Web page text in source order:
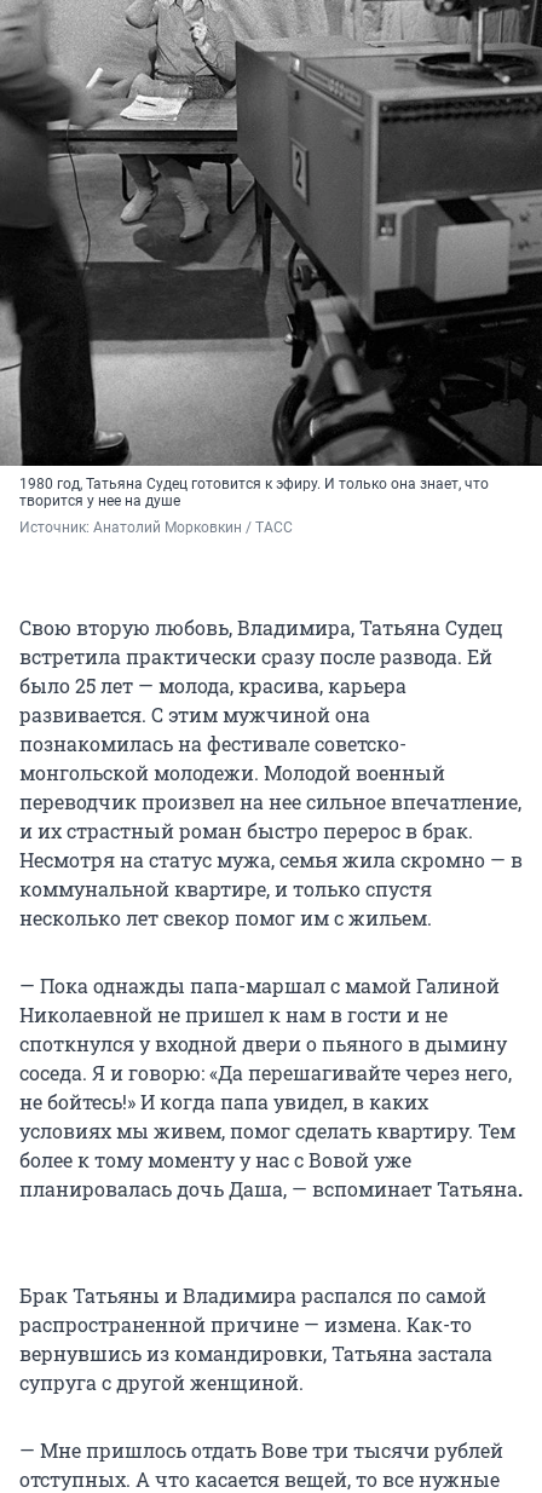
1980 год, Татьяна Судец готовится к эфиру. И только она знает, что
творится у нее на душе
Источник: Анатолий Морковкин / ТАСС
Свою вторую любовь, Владимира, Татьяна Судец
встретила практически сразу после развода. Ей
было 25 лет — молода, красива, карьера
развивается. С этим мужчиной она
познакомилась на фестивале советско-
монгольской молодежи. Молодой военный
переводчик произвел на нее сильное впечатление,
и их страстный роман быстро перерос в брак.
Несмотря на статус мужа, семья жила скромно — в
коммунальной квартире, и только спустя
несколько лет свекор помог им с жильем.
— Пока однажды папа-маршал с мамой Галиной
Николаевной не пришел к нам в гости и не
споткнулся у входной двери о пьяного в дымину
соседа. Я и говорю: «Да перешагивайте через него,
не бойтесь!» И когда папа увидел, в каких
условиях мы живем, помог сделать квартиру. Тем
более к тому моменту у нас с Вовой уже
планировалась дочь Даша, — вспоминает Татьяна.
Брак Татьяны и Владимира распался по самой
распространенной причине — измена. Как-то
вернувшись из командировки, Татьяна застала
супруга с другой женщиной.
— Мне пришлось отдать Вове три тысячи рублей
отступных. А что касается вещей, то все нужные